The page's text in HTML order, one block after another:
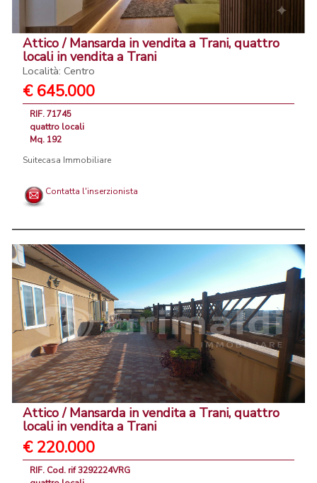
Attico / Mansarda in vendita a Trani, quattro
locali in vendita a Trani
Località: Centro
€ 645.000
RIF. 71745
quattro locali
Mq. 192
Suitecasa Immobiliare
Contatta l'inserzionista
Attico / Mansarda in vendita a Trani, quattro
locali in vendita a Trani
€ 220.000
RIF. Cod. rif 3292224VRG